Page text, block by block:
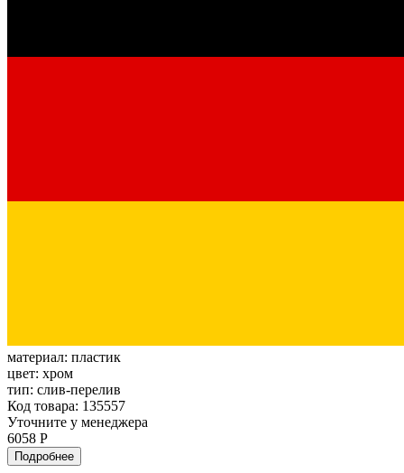
материал: пластик
цвет: хром
тип: слив-перелив
Код товара: 135557
Уточните у менеджера
6058 Р
Подробнее